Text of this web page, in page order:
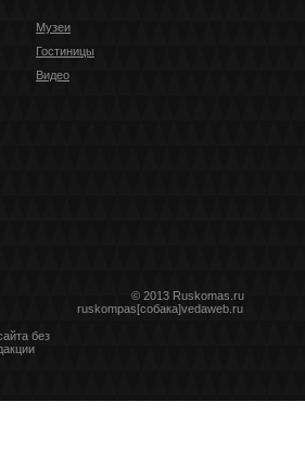
Музеи
Гостиницы
Видео
© 2013 Ruskomas.ru
ruskompas[собака]vedaweb.ru
без